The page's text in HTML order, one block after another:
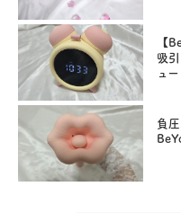
【
吸
ュー
負